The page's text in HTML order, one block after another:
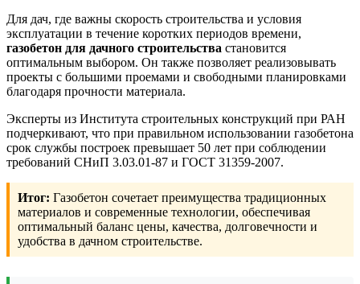
Для дач, где важны скорость строительства и условия
эксплуатации в течение коротких периодов времени,
газобетон для дачного строительства становится
оптимальным выбором. Он также позволяет реализовывать
проекты с большими проемами и свободными планировками
благодаря прочности материала.
Эксперты из Института строительных конструкций при РАН
подчеркивают, что при правильном использовании газобетона
срок службы построек превышает 50 лет при соблюдении
требований СНиП 3.03.01-87 и ГОСТ 31359-2007.
Итог: Газобетон сочетает преимущества традиционных
материалов и современные технологии, обеспечивая
оптимальный баланс цены, качества, долговечности и
удобства в дачном строительстве.